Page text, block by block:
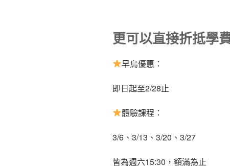
更可以直接折抵學
早鳥優惠：
即日起至2/28止
體驗課程：
3/6、3/13、3/20、3/27
皆為週六15:30，額滿為止